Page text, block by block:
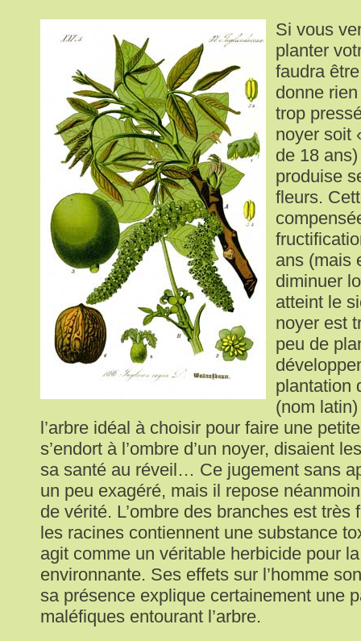
Si vous
planter
faudra
donne
trop
noyer soit
de 18
produise
fleurs.
ans (mais
diminuer
atteint le
noyer est
peu de
plantation
(nom
l’arbre idéal à choisir pour faire une
s’endort à l’ombre d’un noyer, disaient
sa santé au réveil… Ce jugement sans
un peu exagéré, mais il repose
de vérité. L’ombre des branches est très
les racines contiennent une substance
agit comme un véritable herbicide pour
environnante. Ses effets sur l’homme
sa présence explique certainement une
maléfiques entourant l’arbre.